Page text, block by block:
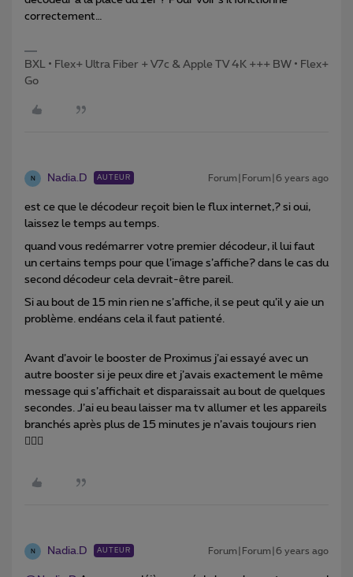
correctement…
BXL • Flex+ Ultra Fiber + V7c & Apple TV 4K +++ BW • Flex+
Go
N Nadia.D AUTEUR Forum|Forum|6 years ago
est ce que le décodeur reçoit bien le flux internet,? si oui,
laissez le temps au temps.
quand vous redémarrer votre premier décodeur, il lui faut
un certains temps pour que l’image s’affiche? dans le cas du
second décodeur cela devrait-être pareil.
Si au bout de 15 min rien ne s’affiche, il se peut qu’il y aie un
problème. endéans cela il faut patienté.
Avant d’avoir le booster de Proximus j’ai essayé avec un
autre booster si je peux dire et j’avais exactement le même
message qui s’affichait et disparaissait au bout de quelques
secondes. J’ai eu beau laisser ma tv allumer et les appareils
branchés après plus de 15 minutes je n’avais toujours rien
🤷🏼‍♀️
N Nadia.D AUTEUR Forum|Forum|6 years ago